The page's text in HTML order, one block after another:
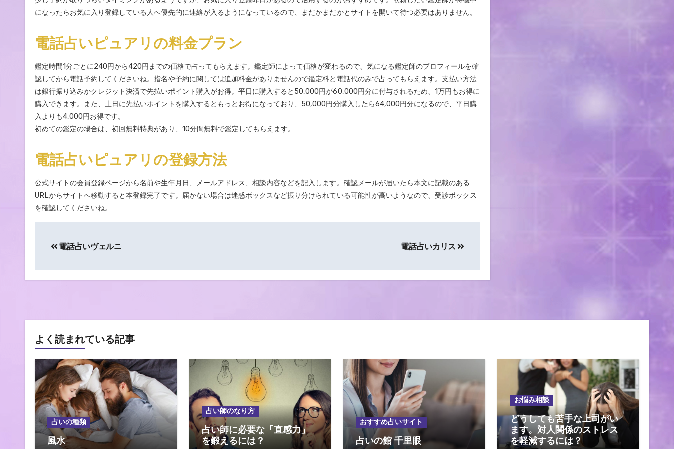
になったらお気に入り登録している人へ優先的に連絡が入るようになっているので、まだかまだかとサイトを開いて待つ必要はありません。
電話占いピュアリの料金プラン
鑑定時間1分ごとに240円から420円までの価格で占ってもらえます。鑑定師によって価格が変わるので、気になる鑑定師のプロフィールを確
認してから電話予約してくださいね。指名や予約に関しては追加料金がありませんので鑑定料と電話代のみで占ってもらえます。支払い方法
は銀行振り込みかクレジット決済で先払いポイント購入がお得。平日に購入すると50,000円が60,000円分に付与されるため、1万円もお得に
購入できます。また、土日に先払いポイントを購入するともっとお得になっており、50,000円分購入したら64,000円分になるので、平日購
入よりも4,000円お得です。
初めての鑑定の場合は、初回無料特典があり、10分間無料で鑑定してもらえます。
電話占いピュアリの登録方法
公式サイトの会員登録ページから名前や生年月日、メールアドレス、相談内容などを記入します。確認メールが届いたら本文に記載のある
URLからサイトへ移動すると本登録完了です。届かない場合は迷惑ボックスなど振り分けられている可能性が高いようなので、受診ボックス
を確認してくださいね。
ナ
ゲ
ー
シ
ョ
ン
電話占いヴェルニ 電話占いカリス
よく読まれている記事
占いの種類
風水
占い師のなり方
占い師に必要な「直感力」
を鍛えるには？
おすすめ占いサイト
占いの館 千里眼
お悩み相談
どうしても苦手な上司がい
ます。対人関係のストレス
を軽減するには？